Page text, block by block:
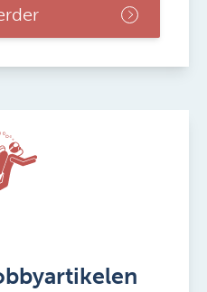
ai-kr 2023-03
ai-dr 2022-04